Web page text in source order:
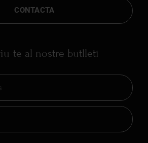
CONTACTA
te al nostre butlletí